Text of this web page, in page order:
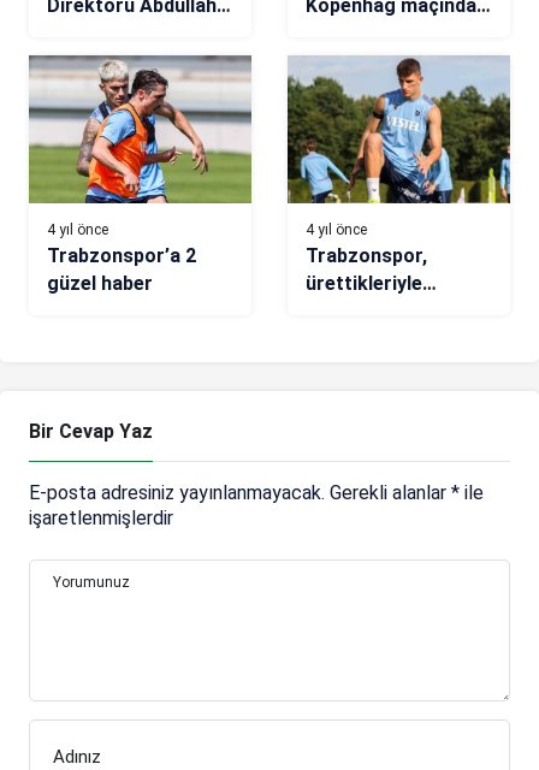
Direktörü Abdullah
çıkacağız!
Kopenhag maçında
destek!
4 yıl önce
Trabzonspor’a 2
güzel haber
4 yıl önce
Trabzonspor,
ürettikleriyle
Bir Cevap Yaz
E-posta adresiniz yayınlanmayacak. Gerekli alanlar * ile
işaretlenmişlerdir
Yorumunuz
Adınız